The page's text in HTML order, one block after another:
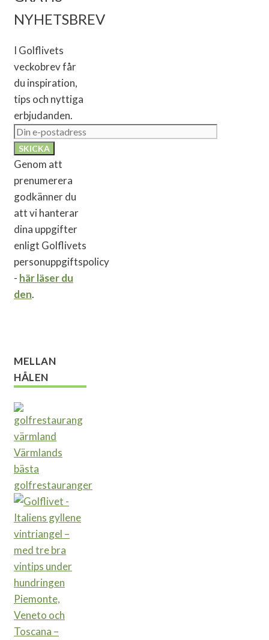
NYHETSBREV
I Golflivets
veckobrev får
du inspiration,
tips och nyttiga
erbjudanden.
Genom att
prenumerera
godkänner du
att vi hanterar
dina uppgifter
enligt Golflivets
personuppgiftspolicy
- här läser du
den.
MELLAN
HÅLEN
Värmlands
bästa
golfrestauranger
Piemonte,
Veneto och
Toscana –